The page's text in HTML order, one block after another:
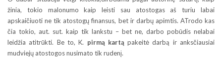
žinia, tokio malonumo kaip leisti sau atostogas aš turiu labai
apskaičiuoti ne tik atostogų finansus, bet ir darbų apimtis. ATrodo kas
čia tokio, aut. sut. kaip tik lankstu – bet ne, darbo pobūdis nelabai
leidžia atitrūkti. Be to, K. pirmą kartą pakeitė darbą ir anksčiausiai
mudviejų atostogos nusimato tik rudenį.